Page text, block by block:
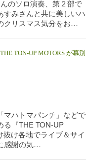
のソロ演奏、第２部で
すみさんと共に美しいハ
クリスマス気分をお…
TON-UP MOTORS が幕別
マハトマパンチ」などで
る『THE TON-UP
け各地でライブ＆サイ
感謝の気…